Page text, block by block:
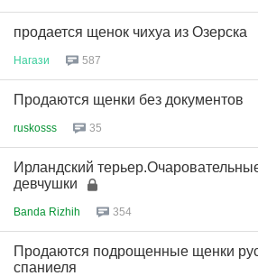
продается щенок чихуа из Озерска
Нагази 587
Продаются щенки без документов
ruskosss 35
Ирландский
девчушки
Banda Rizhih 354
Продаются подрощенные щенки
спаниеля